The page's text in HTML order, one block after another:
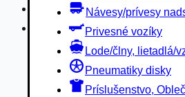
Návesy/prívesy
Privesné vozíky
Lode/člny, lietadlá/
Pneumatiky disky
Príslušenstvo,
Pneumatiky disky
Príslušenstvo, Oblečenie